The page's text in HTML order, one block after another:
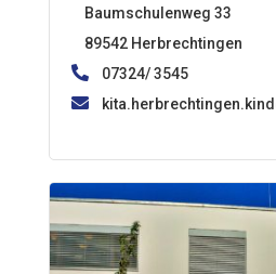
Baumschulenweg 33
89542 Herbrechtingen
07324/ 3545